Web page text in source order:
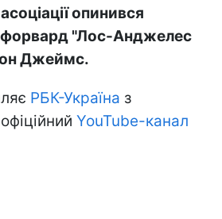
опинився
форвард "Лос-Анджелес
Джеймс.
РБК-Україна з
YouTube-канал